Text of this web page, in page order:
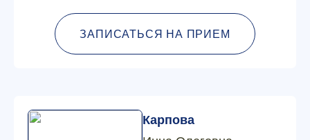
ЗАПИСАТЬСЯ НА ПРИЕМ
Карпова